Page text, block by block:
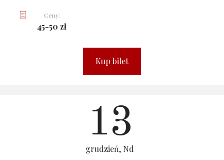
Ceny:
45-50 zł
Kup bilet
13
grudzień, Nd